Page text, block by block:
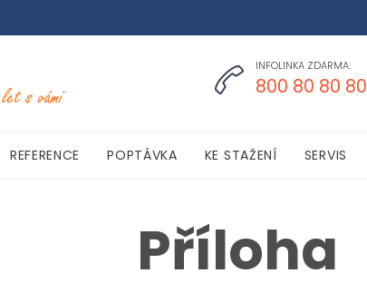
 INFOLINKA ZDARMA:
800 80 80 80
to
REFERENCE POPTÁVKA KE STAŽENÍ SERVIS
Příloha